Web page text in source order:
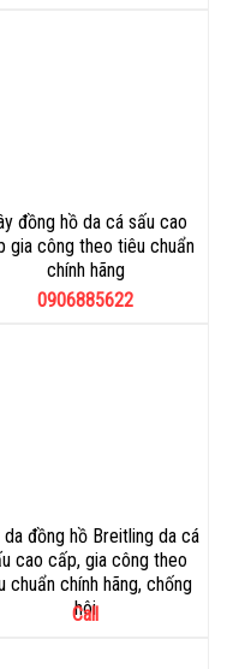
đồng hồ da cá sấu cao
gia công theo tiêu chuẩn
chính hãng
0906885622
da đồng hồ Breitling da cá
cao cấp, gia công theo
chuẩn chính hãng, chống
hôi
Call